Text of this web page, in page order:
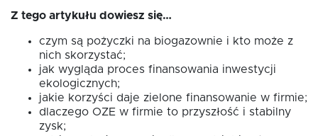
EN
Z tego artykułu dowiesz się…
czym są pożyczki na biogazownie i kto może z
nich skorzystać;
jak wygląda proces finansowania inwestycji
ekologicznych;
jakie korzyści daje zielone finansowanie w firmie;
dlaczego OZE w firmie to przyszłość i stabilny
zysk;